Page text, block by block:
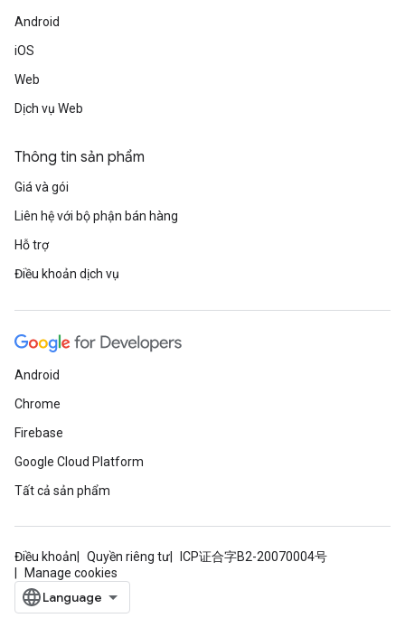
Android
iOS
Web
Dịch vụ Web
Thông tin sản phẩm
Giá và gói
Liên hệ với bộ phận bán hàng
Hỗ trợ
Điều khoản dịch vụ
Android
Chrome
Firebase
Google Cloud Platform
Tất cả sản phẩm
Điều khoản Quyền riêng tư
ICP证合字B2-20070004号
Manage cookies